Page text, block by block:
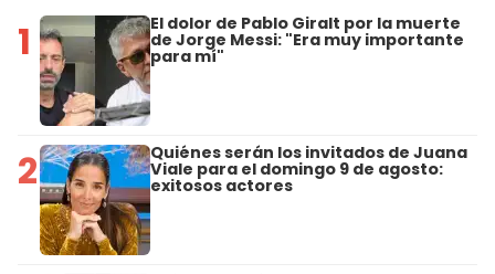
1 El dolor de Pablo Giralt por la muerte
de Jorge Messi: "Era muy importante
para mí"
2 Quiénes serán los invitados de Juana
Viale para el domingo 9 de agosto:
exitosos actores